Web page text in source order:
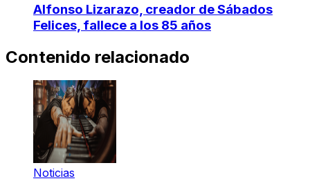
Alfonso Lizarazo, creador de Sábados
Felices, fallece a los 85 años
Contenido relacionado
Noticias